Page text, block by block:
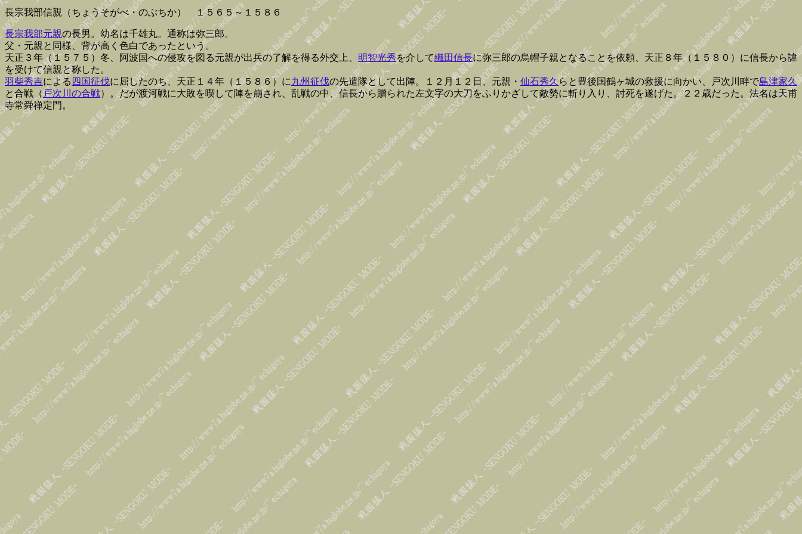
長宗我部信親（ちょうそがべ・のぶちか） １５６５～１５８６
長宗我部元親の長男。幼名は千雄丸。通称は弥三郎。
父・元親と同様、背が高く色白であったという。
天正３年（１５７５）冬、阿波国への侵攻を図る元親が出兵の了解を得る外交上、 明智光秀を介して織田信長に弥三郎の烏帽子親となることを依頼、天正８年（１５８０）に信長から諱
を受けて信親と称した。
羽柴秀吉による 四国征伐に屈したのち、天正１４年（１５８６）に九州征伐の先遣隊として出陣。１２月１２日、元親・ 仙石秀久らと豊後国鶴ヶ城の救援に向かい、戸次川畔で島津家久
と合戦（戸次川の合戦）。だが渡河戦に大敗を喫して陣を崩され、乱戦の中、信長から贈られた左文字の大刀をふりかざして敵勢に斬り入り、討死を遂げた。２２歳だった。法名は天甫
寺常舜禅定門。